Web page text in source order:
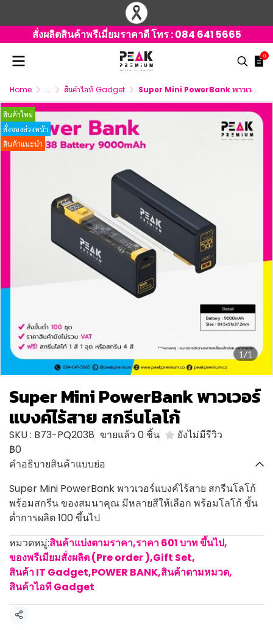
สั่งผลิตสินค้าพรีเมี่ยมราคาดี โทร :084 641 5665
0
Home ... สินค้าไอที Gadget Super Mini PowerBank พาวเวอร์แบงค์ไร้สาย สกรีนโลโก้
1/1
สินค้าใหม่
สั่งจองล่วงหน้า
สินค้าแนะนำ
Super Mini PowerBank พาวเวอร์
แบงค์ไร้สาย สกรีนโลโก้
SKU : B73-PQ2038 ขายแล้ว 0 ชิ้น
ยังไม่มีรีวิว
฿0
คำอธิบายสินค้าแบบย่อ
Super Mini PowerBank พาวเวอร์แบงค์ไร้สาย สกรีนโลโก้
พร้อมสกรีน ของสมนาคุณ มีหลายสีให้เลือก พร้อมโลโก้ ขั้น
ต่ำการผลิต 100 ขึ้นไป
หมวดหมู่:สินค้าแบ่งตามราคา,ราคา 601 บาท ขึ้นไป,
ของพรีเมียมสั่งผลิต (Pre order ),Gift Set,
สินค้า IT Gadget,POWER BANK,สินค้าตามหมวด,
สินค้าไอที Gadget
แชร์